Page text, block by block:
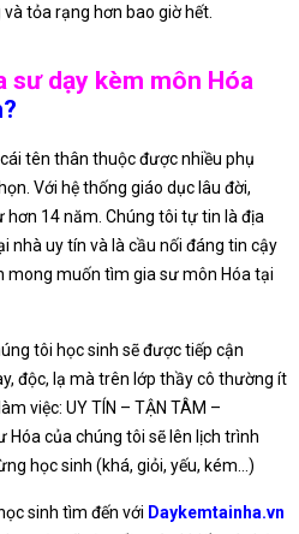
tỏa rạng hơn bao giờ hết.
sư dạy kèm môn Hóa
tên thân thuộc được nhiều phụ
Với hệ thống giáo dục lâu đời,
14 năm. Chúng tôi tự tin là địa
nhà uy tín và là cầu nối đáng tin cậy
mong muốn tìm gia sư môn Hóa tại
tôi học sinh sẽ được tiếp cận
độc, lạ mà trên lớp thầy cô thường ít
việc: UY TÍN – TẬN TÂM –
Hóa của chúng tôi sẽ lên lịch trình
học sinh (khá, giỏi, yếu, kém…)
sinh tìm đến với Daykemtainha.vn